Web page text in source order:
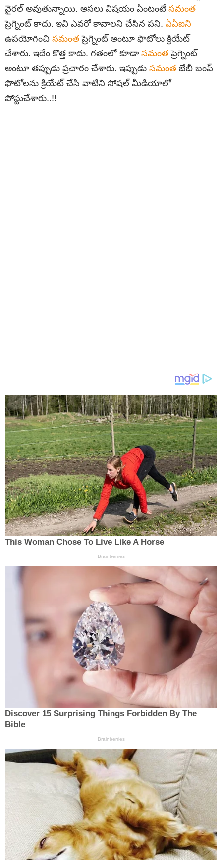
వైరల్ అవుతున్నాయి. అసలు విషయం ఏంటంటే సమంత
ప్రెగ్నెంట్ కాదు. ఇవి ఎవరో కావాలని చేసిన పని. ఏఏఐని
ఉపయోగించి సమంత ప్రెగ్నెంట్ అంటూ ఫొటోలు క్రియేట్
చేశారు. ఇదేం కొత్త కాదు. గతంలో కూడా సమంత ప్రెగ్నెంట్
అంటూ తప్పుడు ప్రచారం చేశారు. ఇప్పుడు సమంత బేబీ బంప్
ఫొటోలను క్రియేట్ చేసి వాటిని సోషల్ మీడియాలో
పోస్టుచేశారు..!!